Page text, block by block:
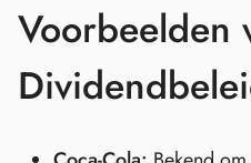
Voorbeelden